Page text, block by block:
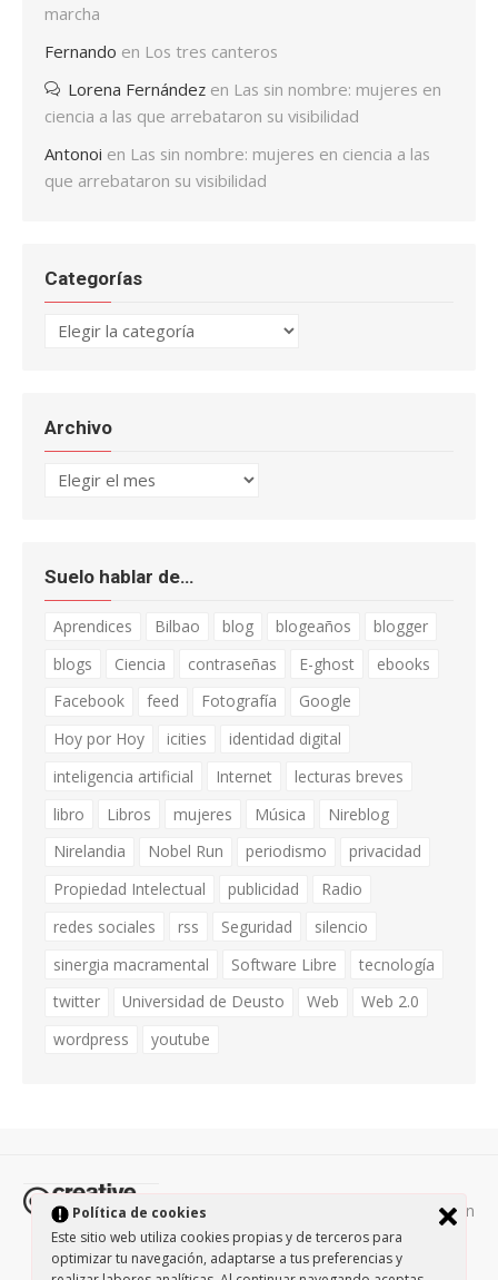
Política de cookies
Este sitio web utiliza cookies propias y de terceros para
optimizar tu navegación, adaptarse a tus preferencias y
marcha
Fernando en Los tres canteros
Lorena Fernández en Las sin nombre: mujeres en
ciencia a las que arrebataron su visibilidad
Antonoi en Las sin nombre: mujeres en ciencia a las
que arrebataron su visibilidad
Categorías
Categorías
Archivo
Archivo
Suelo hablar de…
Aprendices Bilbao blog blogeaños
blogger
blogs
Ciencia contraseñas E-ghost
ebooks
Facebook
feed Fotografía
Google
Hoy por Hoy
icities
identidad digital
inteligencia artificial
Internet
lecturas breves
libro
Libros mujeres Música
Nireblog
Nirelandia
Nobel Run periodismo
privacidad
Propiedad Intelectual
publicidad
Radio
redes sociales
rss Seguridad
silencio
sinergia macramental
Software Libre
tecnología
twitter
Universidad de Deusto Web
Web 2.0
wordpress
youtube
Todos los contenidos de esta página están
protegidos por la licencia Creative Commons Attribution-
NonCommercial-ShareAlike 3.0. / Política de privacidad